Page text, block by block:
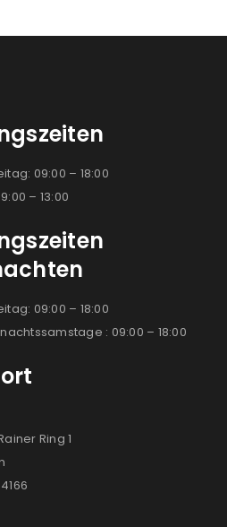
09:00 – 18:00
– 13:00
09:00 – 18:00
: 09:00 – 18:00
Ring 1